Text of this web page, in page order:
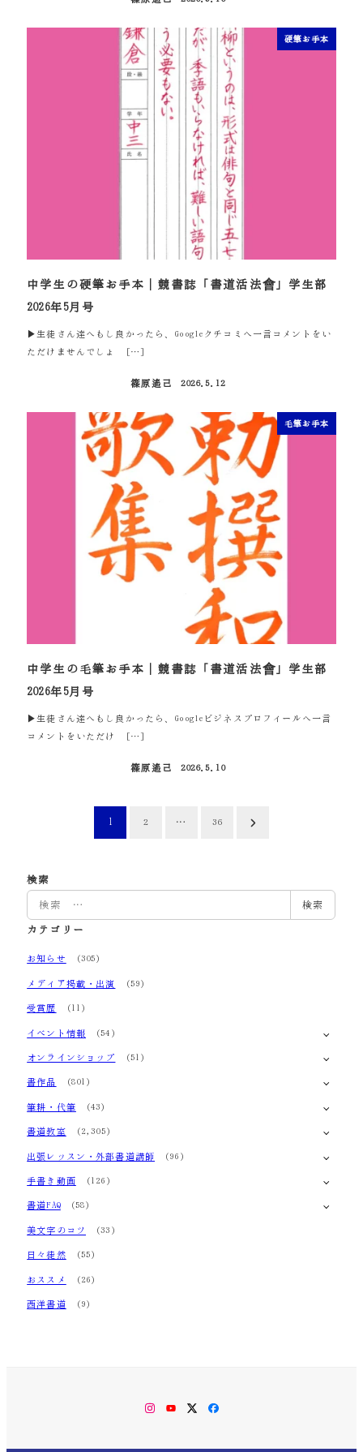
硬筆お手本
中学生の硬筆お手本｜競書誌「書道活法會」学生部
2026年5月号
▶生徒さん達へもし良かったら、Googleクチコミへ一言コメントをい
ただけませんでしょ […]
篠原遙己
2026.5.12
毛筆お手本
中学生の毛筆お手本｜競書誌「書道活法會」学生部
2026年5月号
▶生徒さん達へもし良かったら、Googleビジネスプロフィールへ一言
コメントをいただけ […]
篠原遙己
2026.5.10
の
ペ
ー
ジ
1 2 … 36
検索
索
検索
カテゴリー
お知らせ (305)
メディア掲載・出演 (59)
受賞歴 (11)
イベント情報 (54)
オンラインショップ (51)
書作品 (801)
筆耕・代筆 (43)
書道教室 (2,305)
出張レッスン・外部書道講師 (96)
手書き動画 (126)
書道FAQ(58)
美文字のコツ (33)
日々徒然 (55)
おススメ (26)
西洋書道 (9)
Instagram
YouTubeTwitterFacebook